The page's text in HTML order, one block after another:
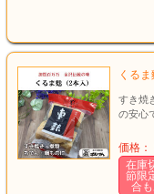
くるま
すき焼
の安心
価格：
在庫
節限
合も